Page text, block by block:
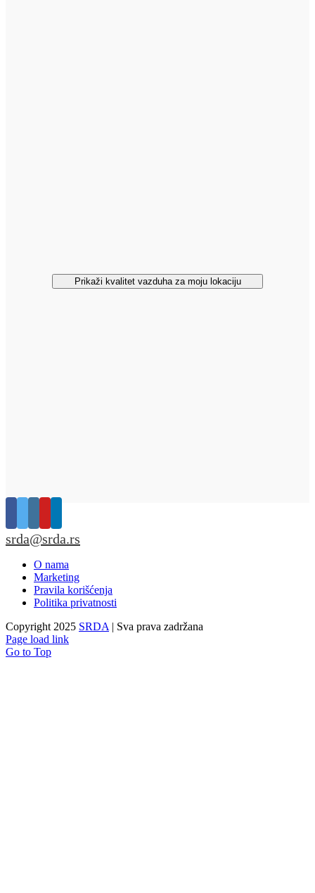
Prikaži kvalitet vazduha za moju lokaciju
srda@srda.rs
O nama
Marketing
Pravila korišćenja
Politika privatnosti
Copyright 2025 SRDA | Sva prava zadržana
Page load link
Go to Top